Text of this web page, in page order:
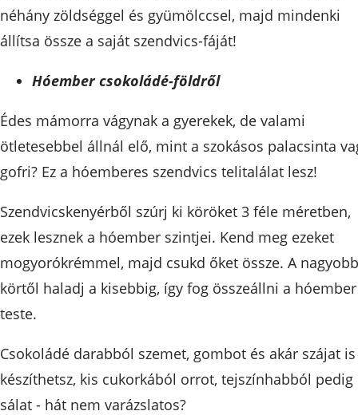
néhány zöldséggel és gyümölccsel, majd mindenki
állítsa össze a saját szendvics-fáját!
Hóember csokoládé-földről
Édes mámorra vágynak a gyerekek, de valami
ötletesebbel állnál elő, mint a szokásos palacsinta
gofri? Ez a hóemberes szendvics telitalálat lesz!
Szendvicskenyérből szúrj ki köröket 3 féle méretben,
ezek lesznek a hóember szintjei. Kend meg ezeket
mogyorókrémmel, majd csukd őket össze. A nagyobb
körtől haladj a kisebbig, így fog összeállni a hóember
teste.
Csokoládé darabból szemet, gombot és akár szájat is
készíthetsz, kis cukorkából orrot, tejszínhabból pedig
sálat - hát nem varázslatos?